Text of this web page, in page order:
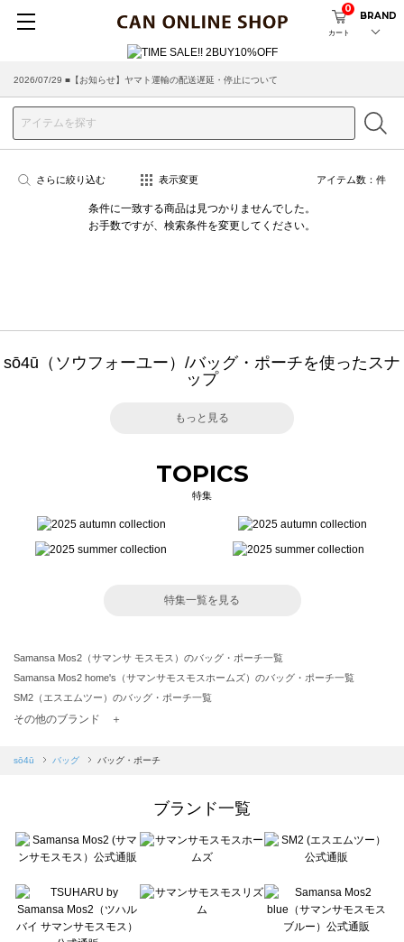
カート
0
BRAND
2026/07/29 ■【お知らせ】ヤマト運輸の配送遅延・停止について
さらに絞り込む 表示変更 アイテム数： 件
条件に一致する商品は見つかりませんでした。
お手数ですが、検索条件を変更してください。
sō4ū（ソウフォーユー）/バッグ・ポーチを使ったスナ
ップ
もっと見る
TOPICS
特集
特集一覧を見る
Samansa Mos2（サマンサ モスモス）のバッグ・ポーチ一覧
Samansa Mos2 home's（サマンサモスモスホームズ）のバッグ・ポーチ一覧
SM2（エスエムツー）のバッグ・ポーチ一覧
Samansa Mos2 blue（サマンサモスモス ブルー）のバッグ・ポーチ一覧
sō4ū（ソウフォーユー）のバッグ・ポーチ一覧
Te chichi（テチチ）のバッグ・ポーチ一覧
Te chichi CLASSIC（テチチ クラシック）のバッグ・ポーチ一覧
Lugnoncure（ルノンキュール）のバッグ・ポーチ一覧
BETTY'S BLUE（べティーズブルー）のバッグ・ポーチ一覧
Wpc.（ワールドパーティー）のバッグ・ポーチ一覧
その他のブランド ＋
sō4ū バッグ バッグ・ポーチ
ブランド一覧